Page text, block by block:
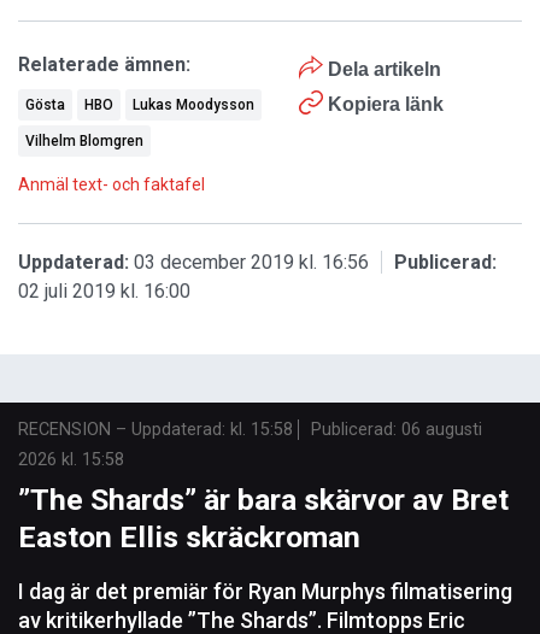
Dela artikeln
Kopiera länk
Relaterade ämnen:
Gösta HBO Lukas Moodysson
Vilhelm Blomgren
Anmäl text- och faktafel
Uppdaterad: 03 december 2019 kl. 16:56
Publicerad:
02 juli 2019 kl. 16:00
RECENSION – Uppdaterad: kl. 15:58 Publicerad: 06 augusti
2026 kl. 15:58
”The Shards” är bara skärvor av Bret
Easton Ellis skräckroman
I dag är det premiär för Ryan Murphys filmatisering
av kritikerhyllade ”The Shards”. Filmtopps Eric